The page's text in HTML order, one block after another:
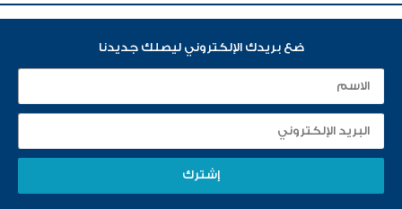
ضع بريدك الإلكتروني ليصلك جديدنا